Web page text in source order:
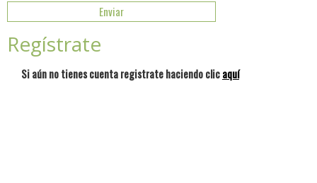
Regístrate
Si aún no tienes cuenta registrate haciendo clicaquí